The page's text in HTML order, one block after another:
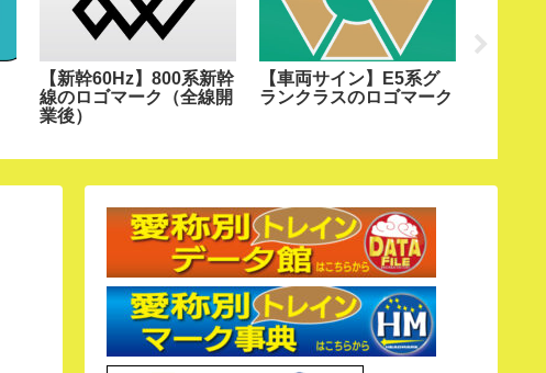
【新幹60Hz】800系新幹
線のロゴマーク（全線開
業後）
【車両サイン】E5系グ
ランクラスのロゴマーク